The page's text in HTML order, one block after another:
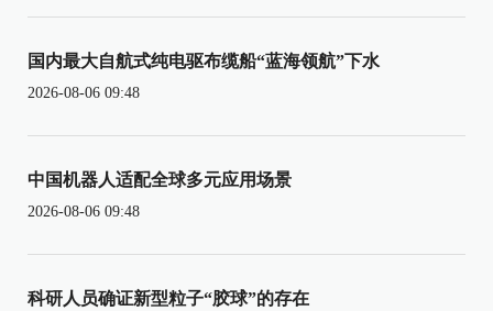
国内最大自航式纯电驱布缆船“蓝海领航”下水
2026-08-06 09:48
中国机器人适配全球多元应用场景
2026-08-06 09:48
科研人员确证新型粒子“胶球”的存在